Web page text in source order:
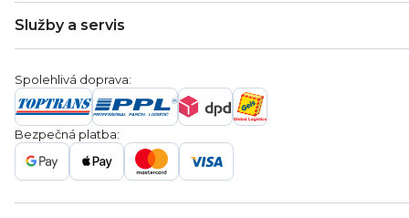
Věrnostní program
Blog
Záruka
Ochrana osobních údajů
Reklamační řády
Služby a servis
Servis a reklamace
Poptávka
Gastro projekty
Značky
Gastro velkoobchod
Spolehlivá doprava:
Bezpečná platba: